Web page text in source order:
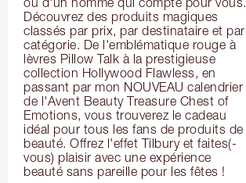
Découvrez des produits magiques
classés par prix, par destinataire et par
catégorie. De l'emblématique rouge à
lèvres Pillow Talk à la prestigieuse
collection Hollywood Flawless, en
passant par mon NOUVEAU calendrier
de l'Avent Beauty Treasure Chest of
Emotions, vous trouverez le cadeau
idéal pour tous les fans de produits de
beauté. Offrez l'effet Tilbury et faites(-
vous) plaisir avec une expérience
beauté sans pareille pour les fêtes !